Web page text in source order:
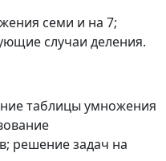
семи и на 7;
случаи деления.
таблицы умножения
решение задач на